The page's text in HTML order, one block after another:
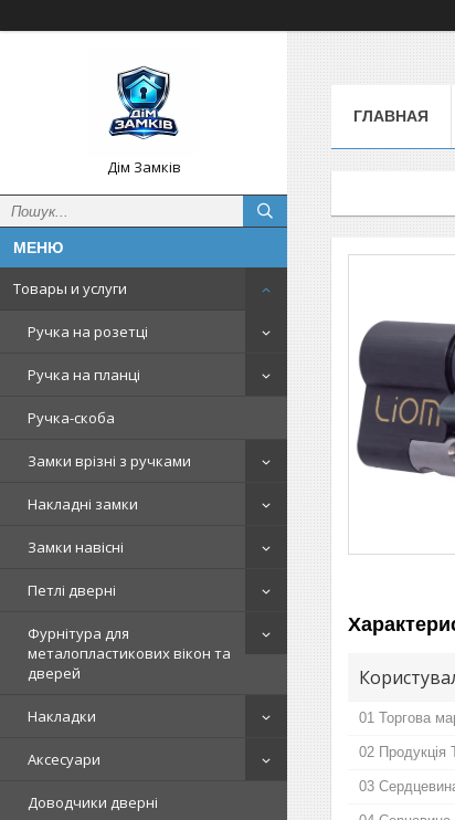
Дім Замків
Товары и услуги
Ручка на розетці
Ручка на планці
Ручка-скоба
Замки врізні з ручками
Накладні замки
Замки навісні
Петлі дверні
Фурнітура для
металопластикових вікон та
дверей
Накладки
Аксесуари
Доводчики дверні
ГЛАВНАЯ
01 Торгова
02 Продукція
03